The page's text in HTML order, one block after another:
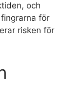
och
för
risken för